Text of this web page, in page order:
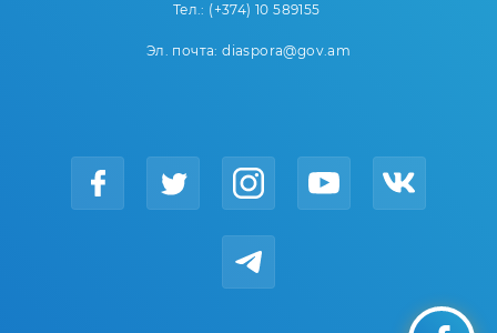
Тел.: (+374) 10 589155
Эл. почта: diaspora@gov.am